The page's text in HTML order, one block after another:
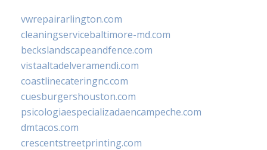
vwrepairarlington.com
cleaningservicebaltimore-md.com
beckslandscapeandfence.com
vistaaltadelveramendi.com
coastlinecateringnc.com
cuesburgershouston.com
psicologiaespecializadaencampeche.com
dmtacos.com
crescentstreetprinting.com